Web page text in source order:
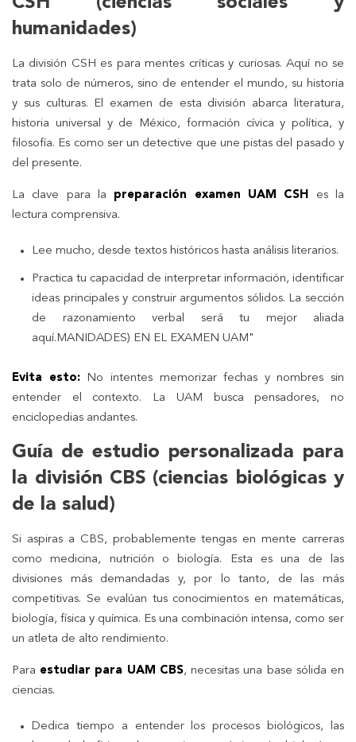
humanidades)
La división CSH es para mentes críticas y curiosas. Aquí no se
trata solo de números, sino de entender el mundo, su historia
y sus culturas. El examen de esta división abarca literatura,
historia universal y de México, formación cívica y política, y
filosofía. Es como ser un detective que une pistas del pasado y
del presente.
La clave para la preparación examen UAM CSH es la
lectura comprensiva.
Lee mucho, desde textos históricos hasta análisis literarios.
Practica tu capacidad de interpretar información, identificar
ideas principales y construir argumentos sólidos. La sección
de razonamiento verbal será tu mejor aliada
aquí.MANIDADES) EN EL EXAMEN UAM"
Evita esto:No intentes memorizar fechas y nombres sin
entender el contexto. La UAM busca pensadores, no
enciclopedias andantes.
Guía de estudio personalizada para
la división CBS (ciencias biológicas y
de la salud)
Si aspiras a CBS, probablemente tengas en mente carreras
como medicina, nutrición o biología. Esta es una de las
divisiones más demandadas y, por lo tanto, de las más
competitivas. Se evalúan tus conocimientos en matemáticas,
biología, física y química. Es una combinación intensa, como ser
un atleta de alto rendimiento.
Para estudiar para UAM CBS, necesitas una base sólida en
ciencias.
Dedica tiempo a entender los procesos biológicos, las